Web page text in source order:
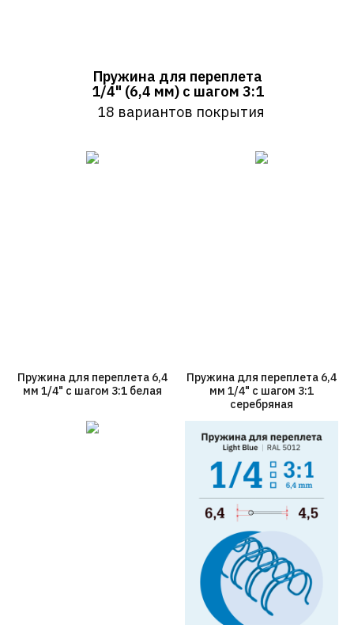
Пружина для переплета
1/4" (6,4 мм) с шагом 3:1
18 вариантов покрытия
Пружина для переплета 6,4
мм 1/4" с шагом 3:1 белая
Пружина для переплета 6,4
мм 1/4" с шагом 3:1
серебряная